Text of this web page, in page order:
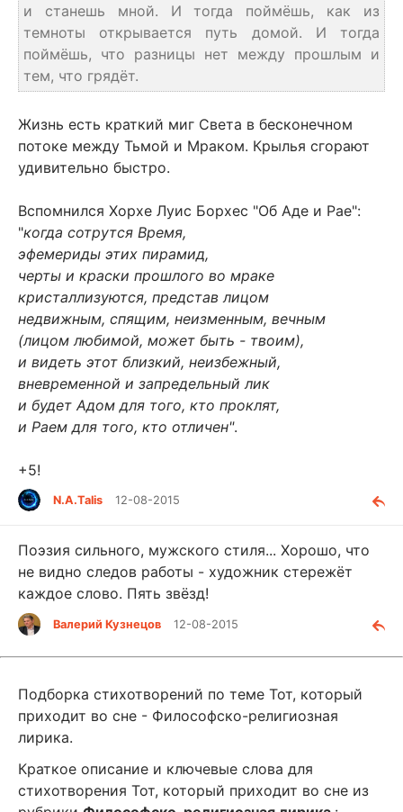
и станешь мной. И тогда поймёшь, как из
темноты открывается путь домой. И тогда
поймёшь, что разницы нет между прошлым и
тем, что грядёт.
Жизнь есть краткий миг Света в бесконечном
потоке между Тьмой и Мраком. Крылья сгорают
удивительно быстро.
Вспомнился Хорхе Луис Борхес "Об Аде и Рае":
"когда сотрутся Время,
эфемериды этих пирамид,
черты и краски прошлого во мраке
кристаллизуются, представ лицом
недвижным, спящим, неизменным, вечным
(лицом любимой, может быть - твоим),
и видеть этот близкий, неизбежный,
вневременной и запредельный лик
и будет Адом для того, кто проклят,
и Раем для того, кто отличен".
+5!
N.A.Talis 12-08-2015
Поэзия сильного, мужского стиля... Хорошо, что
не видно следов работы - художник стережёт
каждое слово. Пять звёзд!
Валерий Кузнецов 12-08-2015
Подборка стихотворений по теме Тот, который
приходит во сне - Философско-религиозная
лирика.
Краткое описание и ключевые слова для
стихотворения Тот, который приходит во сне из